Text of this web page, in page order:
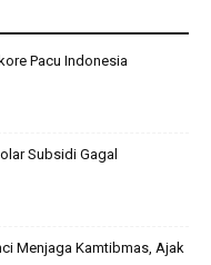
Pacu Indonesia
Subsidi Gagal
Menjaga Kamtibmas, Ajak